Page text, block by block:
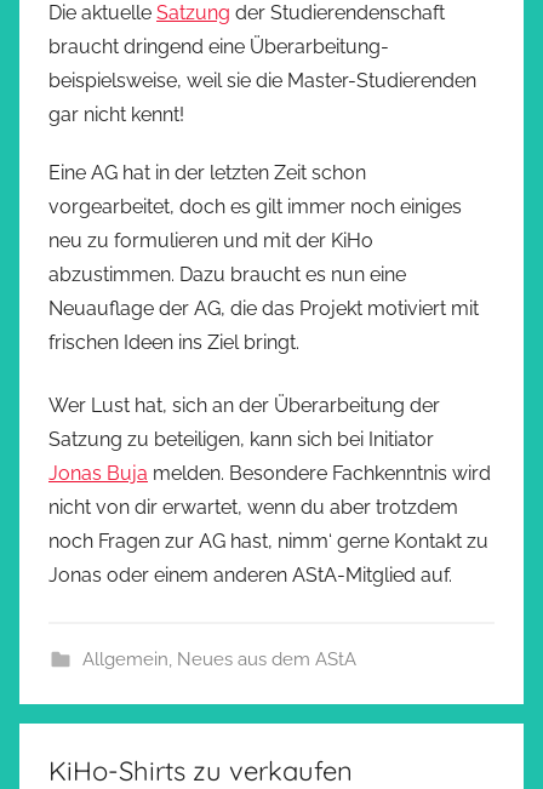
Die aktuelle Satzung der Studierendenschaft
braucht dringend eine Überarbeitung-
beispielsweise, weil sie die Master-Studierenden
gar nicht kennt!
Eine AG hat in der letzten Zeit schon
vorgearbeitet, doch es gilt immer noch einiges
neu zu formulieren und mit der KiHo
abzustimmen. Dazu braucht es nun eine
Neuauflage der AG, die das Projekt motiviert mit
frischen Ideen ins Ziel bringt.
Wer Lust hat, sich an der Überarbeitung der
Satzung zu beteiligen, kann sich bei Initiator
Jonas Buja melden. Besondere Fachkenntnis wird
nicht von dir erwartet, wenn du aber trotzdem
noch Fragen zur AG hast, nimm‘ gerne Kontakt zu
Jonas oder einem anderen AStA-Mitglied auf.
Allgemein Neues aus dem AStA
KiHo-Shirts zu verkaufen